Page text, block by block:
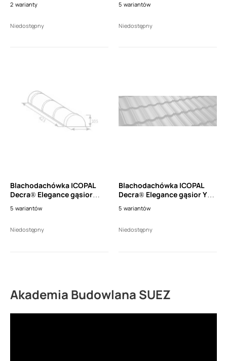
2 warianty
Niedostępny
450x1250mm)
5 wariantów
Niedostępny
Blachodachówka ICOPAL
Decra® Elegance gąsior
końcowy (dł. 400mm)
5 wariantów
Niedostępny
Blachodachówka ICOPAL
Decra® Elegance gąsior Y
25st. startowy (1szt.)
5 wariantów
Niedostępny
Akademia Budowlana SUEZ